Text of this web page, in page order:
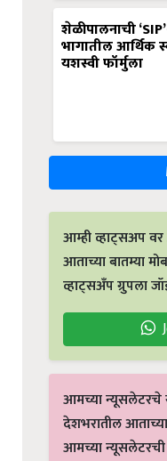
शेळीपालनाची
भागातील आर्थिक
यशस्वी फॉर्मुला
आम्ही व्हाट्सअप
आताच्या बातम्या
व्हाट्सअँप ग्रुपला
आमच्या न्यूसलेटरचे
देशभरातील
आमच्या न्यूसलेटरची